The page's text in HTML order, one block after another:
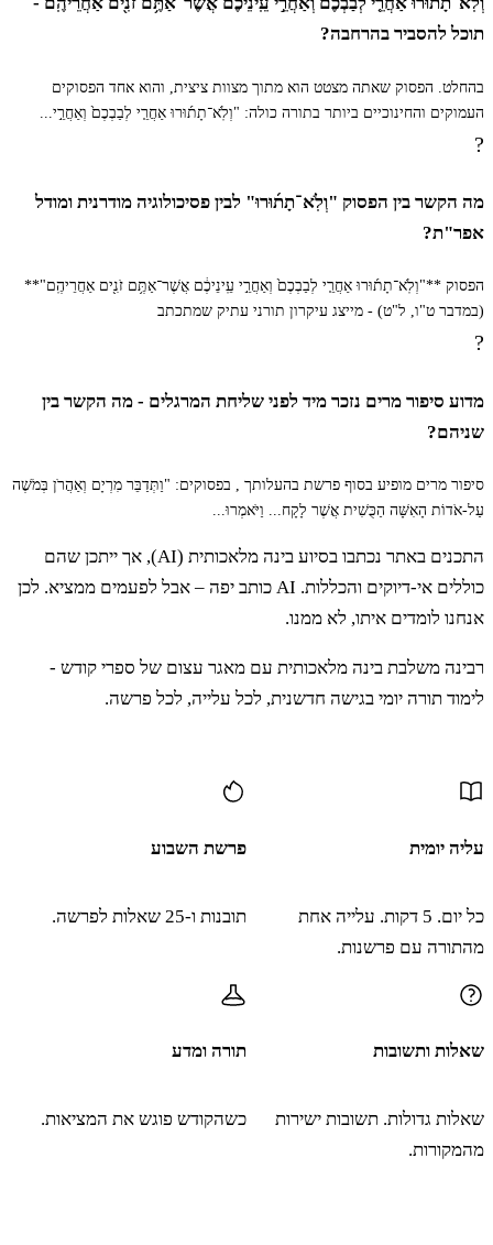
הָאָרֶץ וַיָּשֻׁבוּ (וילונו) [וַיַּלִּינוּ] עָלָיו אֶת כָּל
בַּמַּגֵּפָה לִפְנֵי יְדוָד׃
וִיהוֹשֻׁעַ בִּן נוּן וְכָלֵב בֶּן יְפֻנֶּה חָיוּ מִן
יִשְׂרָאֵל וַיִּתְאַבְּלוּ הָעָם מְאֹד׃
מ וַיַּשְׁכִּמוּ בַבֹּקֶר וַיַּעֲלוּ אֶל רֹאשׁ הָהָר לֵאמֹר
יְדוָד וְהִוא לֹא תִצְלָח׃
אַל תַּעֲלוּ כִּי אֵין יְדוָד בְּקִרְבְּכֶם וְלֹא תִּנָּגְפוּ
לִפְנֵי אֹיְבֵיכֶם׃
מג כִּי הָעֲמָלֵקִי וְהַכְּנַעֲנִי שָׁם לִפְנֵיכֶם וּנְפַלְתֶּם
תוכל להסביר בהרחבה?
בהחלט. הפסוק שאתה מצטט הוא מתוך מצוות ציצית, והוא אחד הפסוקים
העמוקים והחינוכיים ביותר בתורה כולה: "וְלֹֽא־תָת֜וּרוּ אַחֲרֵ֤י לְבַבְכֶם֙ וְאַחֲרֵ֣י...
?
מה הקשר בין הפסוק "וְלֹֽא־תָת֜וּרוּ" לבין פסיכולוגיה מודרנית ומודל
אפר"ת?
הפסוק **"וְלֹֽא־תָת֜וּרוּ אַחֲרֵ֤י לְבַבְכֶם֙ וְאַחֲרֵ֣י עֵֽינֵיכֶ֔ם אֲשֶׁר־אַתֶּ֥ם זֹנִ֖ים אַחֲרֵיהֶֽם"**
(במדבר ט"ו, ל"ט) - מייצג עיקרון תורני עתיק שמתכתב
?
מדוע סיפור מרים נזכר מיד לפני שליחת המרגלים - מה הקשר בין
שניהם?
סיפור מרים מופיע בסוף פרשת בהעלותך , בפסוקים: "וַתְּדַבֵּר מִרְיָם וְאַהֲרֹן בְּמֹשֶׁה
עַל-אֹדוֹת הָאִשָּׁה הַכֻּשִׁית אֲשֶׁר לָקָח... וַיֹּאמְרוּ...
התכנים באתר נכתבו בסיוע בינה מלאכותית (AI), אך ייתכן שהם
כוללים אי-דיוקים והכללות. AI כותב יפה – אבל לפעמים ממציא. לכן
אנחנו לומדים איתו, לא ממנו.
רבינה משלבת בינה מלאכותית עם מאגר עצום של ספרי קודש -
לימוד תורה יומי בגישה חדשנית, לכל עלייה, לכל פרשה.
עליה יומית
כל יום. 5 דקות. עלייה אחת
מהתורה עם פרשנות.
פרשת השבוע
תובנות ו-25 שאלות לפרשה.
שאלות ותשובות
שאלות גדולות. תשובות ישירות
מהמקורות.
תורה ומדע
כשהקודש פוגש את המציאות.